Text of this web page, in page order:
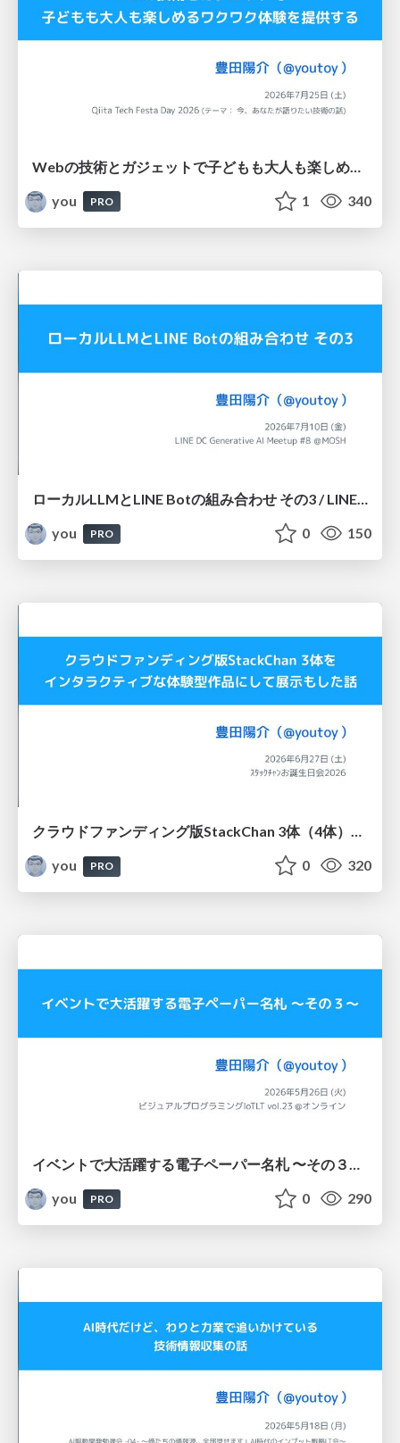
you
PRO 1 340
ローカルLLMとLINE Botの組み合わせ その3 / LINE DC Generative AI Meetup #8
you
PRO 0 150
クラウドファンディング版StackChan 3体（4体）をインタラクティブな体験型作品にして展示もした話 / ｽﾀｯｸﾁｬﾝお誕生日会2026
you
PRO 0 320
イベントで大活躍する電子ペーパー名札 〜その３〜 / ビジュアルプログラミングIoTLT vol.23
you
PRO 0 290